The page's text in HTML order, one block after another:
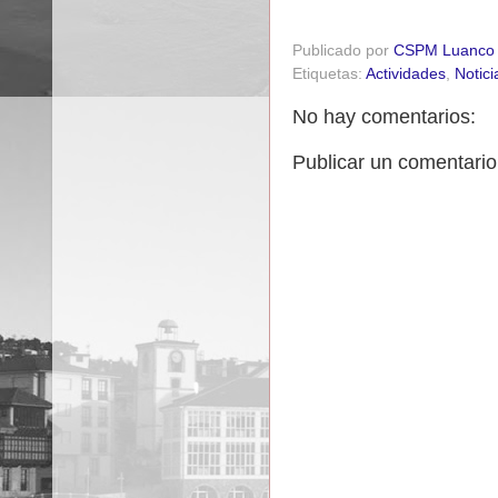
Publicado por CSPM Luanco
Etiquetas: Actividades
No hay comentarios:
Publicar un comentario